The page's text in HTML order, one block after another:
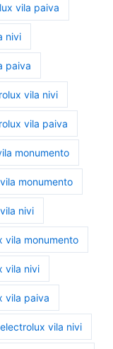
vila paiva
nivi
paiva
vila nivi
vila paiva
monumento
monumento
nivi
vila monumento
vila nivi
vila paiva
vila nivi